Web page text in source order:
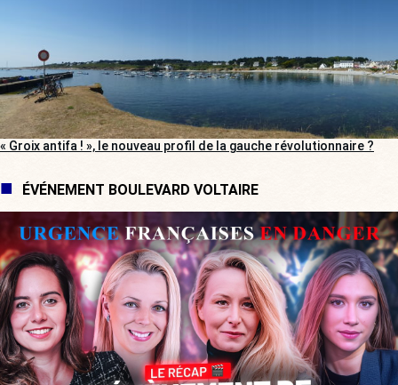
« Groix antifa ! », le nouveau profil de la gauche révolutionnaire ?
ÉVÉNEMENT BOULEVARD VOLTAIRE